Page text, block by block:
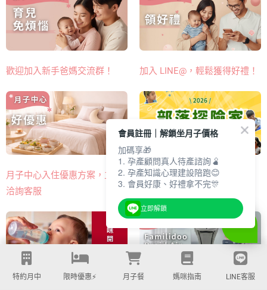
歡迎加入新手爸媽交流群！ 加入 LINE@，輕鬆獲得好禮！
月子中心入住優惠方案，立即
洽詢客服
孩子成長體驗～限時早鳥優惠
中
特約月中 限時優惠⚡️ 月子餐 媽咪指南 LINE客服
會員註冊｜解鎖坐月子價格
加碼享🎁
1. 孕產顧問真人待產諮詢🫄
2. 孕產知識心理建設陪跑😊
3. 會員好康、好禮拿不完🎊
立即解鎖